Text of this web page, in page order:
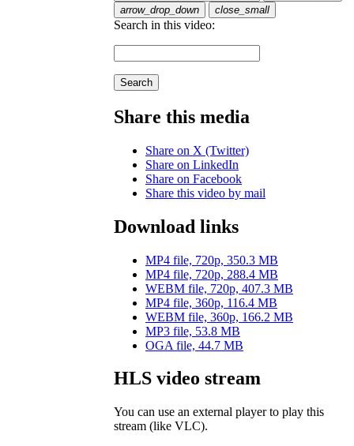
arrow_drop_down
close_small
Search in this video:
Search
Share this media
Share on X (Twitter)
Share on LinkedIn
Share on Facebook
Share this video by mail
Download links
MP4 file, 720p, 350.3 MB
MP4 file, 720p, 288.4 MB
WEBM file, 720p, 407.3 MB
MP4 file, 360p, 116.4 MB
WEBM file, 360p, 166.2 MB
MP3 file, 53.8 MB
OGA file, 44.7 MB
HLS video stream
You can use an external player to play this
stream (like VLC).